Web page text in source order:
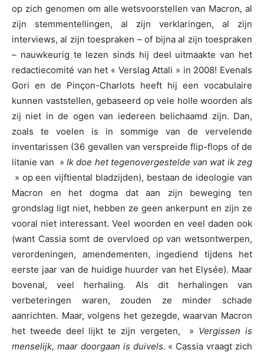
op zich genomen om alle wetsvoorstellen van Macron, al
zijn stemmentellingen, al zijn verklaringen, al zijn
interviews, al zijn toespraken – of bijna al zijn toespraken
– nauwkeurig te lezen sinds hij deel uitmaakte van het
redactiecomité van het « Verslag Attali » in 2008! Evenals
Gori en de Pinçon-Charlots heeft hij een vocabulaire
kunnen vaststellen, gebaseerd op vele holle woorden als
zij niet in de ogen van iedereen belichaamd zijn. Dan,
zoals te voelen is in sommige van de vervelende
inventarissen (36 gevallen van verspreide flip-flops of de
litanie van »Ik doe het tegenovergestelde van wat ik zeg
» op een vijftiental bladzijden), bestaan de ideologie van
Macron en het dogma dat aan zijn beweging ten
grondslag ligt niet, hebben ze geen ankerpunt en zijn ze
vooral niet interessant. Veel woorden en veel daden ook
(want Cassia somt de overvloed op van wetsontwerpen,
verordeningen, amendementen, ingediend tijdens het
eerste jaar van de huidige huurder van het Elysée). Maar
bovenal, veel herhaling. Als dit herhalingen van
verbeteringen waren, zouden ze minder schade
aanrichten. Maar, volgens het gezegde, waarvan Macron
het tweede deel lijkt te zijn vergeten, » Vergissen is
menselijk, maar doorgaan is duivels. « Cassia vraagt zich